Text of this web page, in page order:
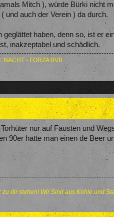
Mitch ), würde Bürki nicht
und auch der Verein ) da durch.
haben, denn so, ist er
inakzeptabel und schädlich.
NACHT - FORZA BVB
nur auf Fausten und
90er hatte man einen de Beer
dir stehen! Wir Sind aus Kohle und